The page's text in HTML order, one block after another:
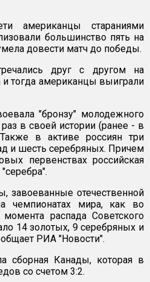
американцы стараниями
большинство пять на
довести матч до победы.
друг с другом на
и тогда американцы выиграли
"бронзу" молодежного
в своей истории (ранее - в
в активе россиян три
и шесть серебряных. Причем
первенствах российская
завоеванные отечественной
чемпионатах мира, как во
распада Советского
14 золотых, 9 серебряных и
РИА "Новости".
сборная Канады, которая в
со счетом 3:2.